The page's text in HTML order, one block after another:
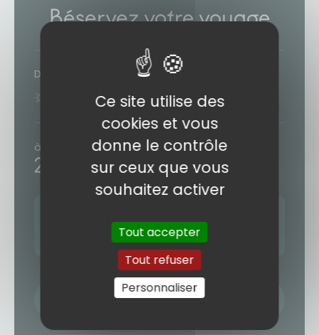
Réservez votre voyage
Durée
11 jours 8 nuits
à partir de
2249€ / personne
14 OCTOBRE 2026
4 autres départs (voir le formulaire)
NOM / PRÉNOM
Ce site utilise des
cookies et vous
donne le contrôle
sur ceux que vous
souhaitez activer
Tout accepter
Tout refuser
Personnaliser